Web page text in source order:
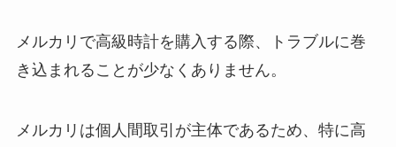
メルカリで高級時計を購入する際、トラブルに巻
き込まれることが少なくありません。
メルカリは個人間取引が主体であるため、特に高